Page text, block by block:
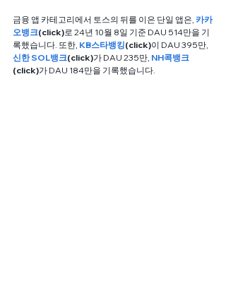
금융 앱 카테고리에서 토스의 뒤를 이은 단일 앱은, 카카
오뱅크(click)로 24년 10월 8일 기준 DAU 514만을 기
록했습니다. 또한, KB스타뱅킹(click)이 DAU 395만,
신한 SOL뱅크(click)가 DAU 235만, NH콕뱅크
(click)가 DAU 184만을 기록했습니다.